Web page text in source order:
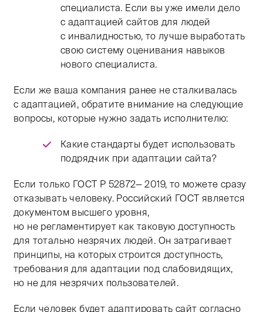
специалиста. Если вы уже имели дело
с адаптацией сайтов для людей
с инвалидностью, то лучше выработать
свою систему оценивания навыков
нового специалиста.
Если же ваша компания ранее не сталкивалась
с адаптацией, обратите внимание на следующие
вопросы, которые нужно задать исполнителю:
Какие стандарты будет использовать
подрядчик при адаптации сайта?
Если только ГОСТ Р 52872— 2019, то можете сразу
отказывать человеку. Российский ГОСТ является
документом высшего уровня,
но не регламентирует как таковую доступность
для тотально незрячих людей. Он затрагивает
принципы, на которых строится доступность,
требования для адаптации под слабовидящих,
но не для незрячих пользователей.
Если человек будет адаптировать сайт согласно